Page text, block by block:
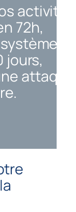
activités
72h,
jours,
attaque